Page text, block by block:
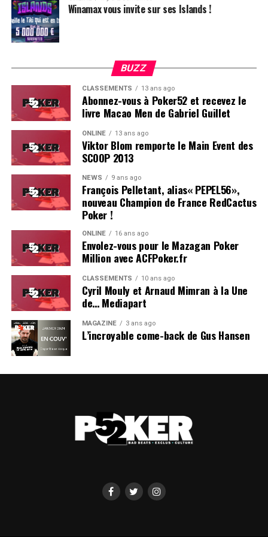
Soleau à gauche, sorti par Logghe au centre
Winamax vous invite sur ses Islands !
BUZZ
CLASSEMENTS 13 ans ago
Abonnez-vous à Poker52 et recevez le
livre Macao Men de Gabriel Guillet
ONLINE 13 ans ago
Viktor Blom remporte le Main Event des
SCOOP 2013
NEWS 9 ans ago
François Pelletant, alias« PEPEL56»,
nouveau Champion de France RedCactus
Poker !
ONLINE 16 ans ago
Envolez-vous pour le Mazagan Poker
Million avec ACFPoker.fr
CLASSEMENTS 10 ans ago
Cyril Mouly et Arnaud Mimran à la Une
de… Mediapart
MAGAZINE 3 ans ago
L’incroyable come-back de Gus Hansen